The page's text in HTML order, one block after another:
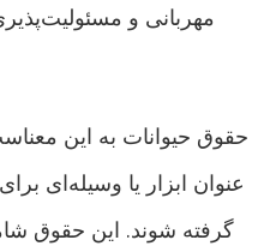
مهربانی و
حقوق حیوانات به این
عنوان ابزار یا وسیله‌ای
گرفته شوند. این حقوق